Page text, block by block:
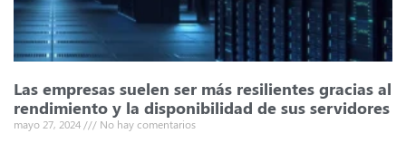
Las empresas suelen ser más resilientes gracias al
rendimiento y la disponibilidad de sus servidores
mayo 27, 2024 No hay comentarios